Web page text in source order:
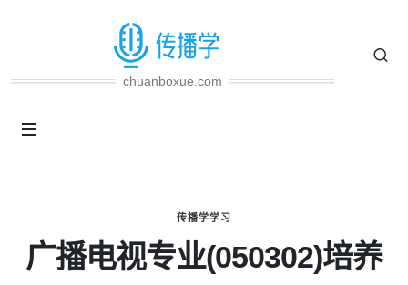
chuanboxue.com
传播学学习
广播电视专业(050302)培养